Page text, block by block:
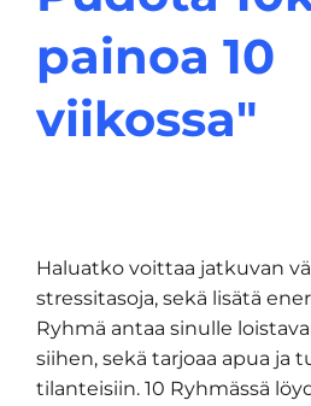
painoa 10
viikossa"
Haluatko voittaa jatkuvan
stressitasoja, sekä lisätä
Ryhmä antaa sinulle
siihen, sekä tarjoaa apua ja
tilanteisiin. 10 Ryhmässä